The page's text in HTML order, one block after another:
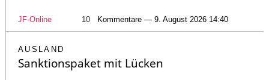
JF-Online 10 Kommentare — 9. August 2026 14:40
AUSLAND
Sanktionspaket mit Lücken